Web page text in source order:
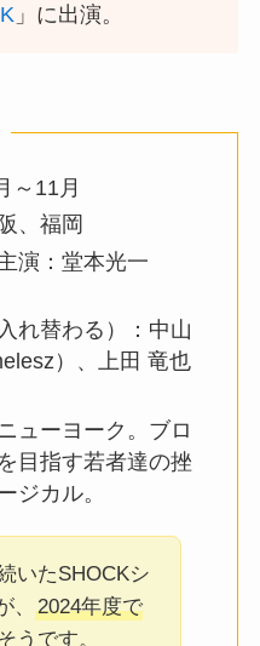
」に出演。
～11月
、福岡
演：堂本光一
れ替わる）：中山
）、上田 竜也
ューヨーク。ブロ
目指す若者達の挫
ジカル。
いたSHOCKシ
、2024年度で
うです。